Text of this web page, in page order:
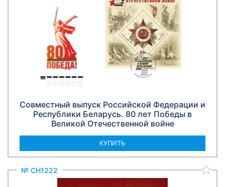
Совместный выпуск Российской Федерации и
Республики Беларусь. 80 лет Победы в
Великой Отечественной войне
КУПИТЬ
№ СН1222